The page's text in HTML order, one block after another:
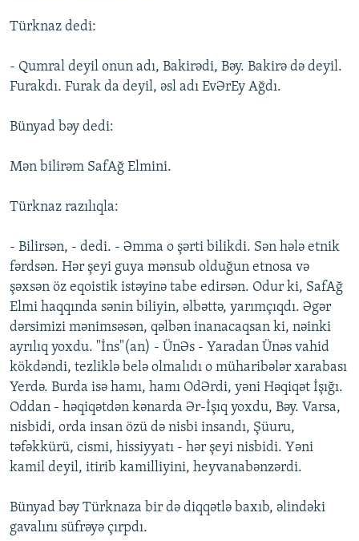
Türknaz dedi:
- Qumral deyil onun adı, Bakirədi, Bəy. Bakirə də deyil.
Furakdı. Furak da deyil, əsl adı EvƏrEy Ağdı.
Bünyad bəy dedi:
Mən bilirəm SafAğ Elmini.
Türknaz razılıqla:
- Bilirsən, - dedi. - Əmma o şərti bilikdi. Sən hələ etnik
fərdsən. Hər şeyi guya mənsub olduğun etnosa və
şəxsən öz eqoistik istəyinə tabe edirsən. Odur ki, SafAğ
Elmi haqqında sənin biliyin, əlbəttə, yarımçıqdı. Əgər
dərsimizi mənimsəsən, qəlbən inanacaqsan ki, nəinki
ayrılıq yoxdu. "İns"(an) - ÜnƏs - Yaradan Ünəs vahid
kökdəndi, tezliklə belə olmalıdı o müharibələr xarabası
Yerdə. Burda isə hamı, hamı OdƏrdi, yəni Həqiqət İşığı.
Oddan - həqiqətdən kənarda Ər-İşıq yoxdu, Bəy. Varsa,
nisbidi, orda insan özü də nisbi insandı, Şüuru,
təfəkkürü, cismi, hissiyyatı - hər şeyi nisbidi. Yəni
kamil deyil, itirib kamilliyini, heyvanabənzərdi.
Bünyad bəy Türknaza bir də diqqətlə baxıb, əlindəki
gavalını süfrəyə çırpdı.